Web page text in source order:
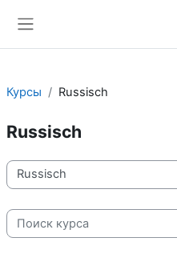
Курсы Russisch
Russisch
Категории курсов
Поиск курса